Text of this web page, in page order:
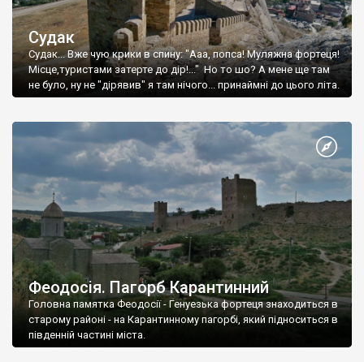
Судак
Судак... Вже чую крики в спину: "Ааа, попса! Муляжна фортеця!
Місце,туристами затерте до дір!..." Но то шо? А мене ще там
не було, ну не "дірявив" я там нічого... принаймні до цього літа.
Феодосія. Пагорб Карантинний
Головна памятка Феодосії - Генуезька фортеця знаходиться в
старому районі - на Карантинному пагорбі, який підноситься в
південній частині міста.